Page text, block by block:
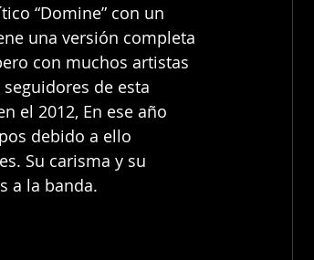
“Domine” con un
una versión completa
con muchos artistas
de esta
el 2012, En ese año
debido a ello
Su carisma y su
a la banda.